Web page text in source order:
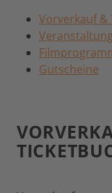
Vorverkauf &
Gutscheine